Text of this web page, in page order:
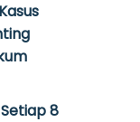
8